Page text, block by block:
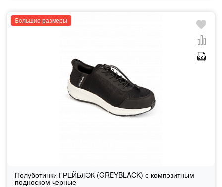
Большие размеры
Полуботинки ГРЕЙБЛЭК (GREYBLACK) с композитным
подноском черные